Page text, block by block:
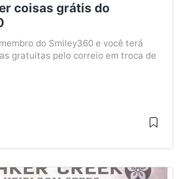
coisas grátis do
do Smiley360 e você terá
gratuitas pelo correio em troca de